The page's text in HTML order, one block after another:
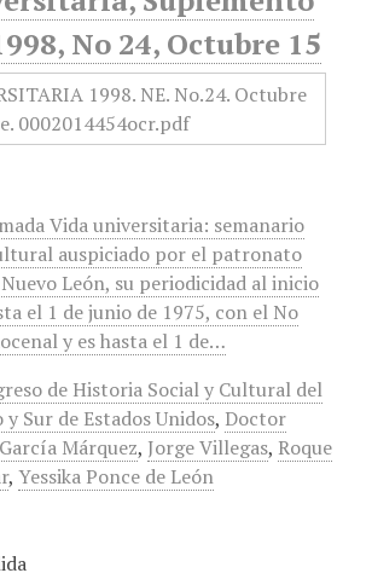
No 24, Octubre 15
Vida universitaria: semanario
auspiciado por el patronato
León, su periodicidad al inicio
el 1 de junio de 1975, con el No
y es hasta el 1 de…
de Historia Social y Cultural del
Sur de Estados Unidos, Doctor
Márquez, Jorge Villegas, Roque
, Yessika Ponce de León